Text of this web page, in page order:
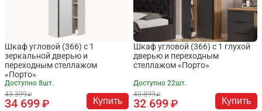
Шкаф угловой (366) с 1
зеркальной дверью и
переходным стеллажом
«Порто»
Доступно 8шт.
43 399
34 699 Купить
Шкаф угловой (366) с 1 глухой
дверью и переходным
стеллажом «Порто»
Доступно 22шт.
40 899
32 699 Купить